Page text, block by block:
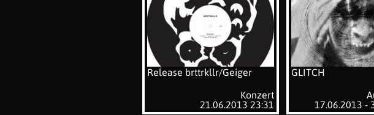
Release brttrkllr/Geiger
Konzert
21.06.2013 23:31
GLITCH
17.06.2013 -